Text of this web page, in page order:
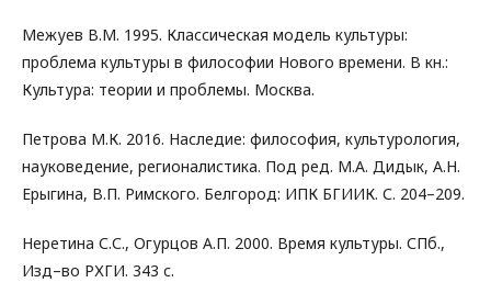
Межуев В.М. 1995. Классическая модель культуры:
проблема культуры в философии Нового времени. В кн.:
Культура: теории и проблемы. Москва.
Петрова М.К. 2016. Наследие: философия, культурология,
науковедение, регионалистика. Под ред. М.А. Дидык, А.Н.
Ерыгина, В.П. Римского. Белгород: ИПК БГИИК. С. 204–209.
Неретина С.С., Огурцов А.П. 2000. Время культуры. СПб.,
Изд–во РХГИ. 343 с.